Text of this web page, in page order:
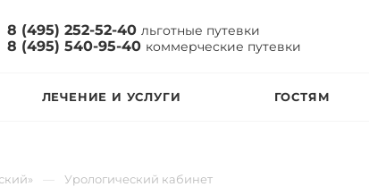
8 (495) 252-52-40 льготные путевки
8 (495) 540-95-40 коммерческие путевки
ЛЕЧЕНИЕ И УСЛУГИ ГОСТЯМ
Урологический кабинет